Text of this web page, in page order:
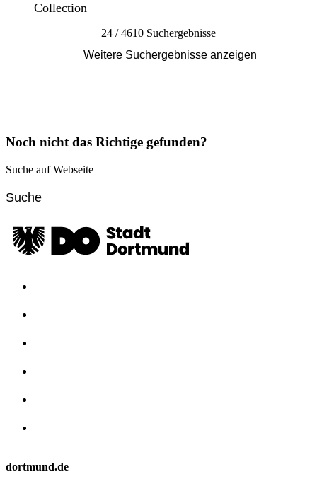
Collection
24 / 4610 Suchergebnisse
Weitere Suchergebnisse anzeigen
Noch nicht das Richtige gefunden?
Suche auf Webseite
dortmund.de